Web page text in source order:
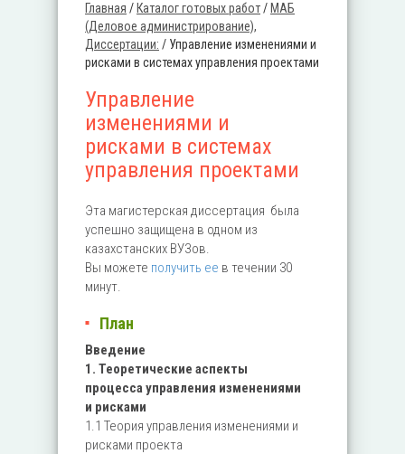
Вы здесь
Главная / Каталог готовых работ/ MАБ
(Деловое администрирование),
Диссертации: / Управление изменениями и
рисками в системах управления проектами
Управление
изменениями и
рисками в системах
управления проектами
Эта магистерская диссертация была
успешно защищена в одном из
казахстанских ВУЗов.
Вы можете получить ее в течении 30
минут.
План
Введение
1. Теоретические аспекты
процесса управления изменениями
и рисками
1.1 Теория управления изменениями и
рисками проекта